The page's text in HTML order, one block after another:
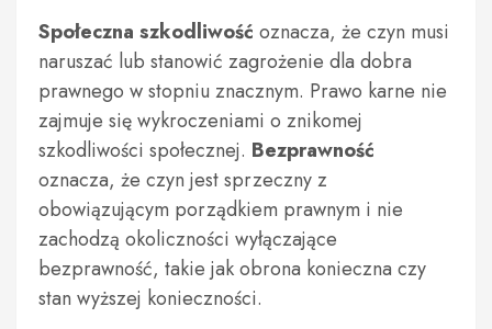
Społeczna szkodliwość oznacza, że czyn musi
naruszać lub stanowić zagrożenie dla dobra
prawnego w stopniu znacznym. Prawo karne nie
zajmuje się wykroczeniami o znikomej
szkodliwości społecznej. Bezprawność
oznacza, że czyn jest sprzeczny z
obowiązującym porządkiem prawnym i nie
zachodzą okoliczności wyłączające
bezprawność, takie jak obrona konieczna czy
stan wyższej konieczności.